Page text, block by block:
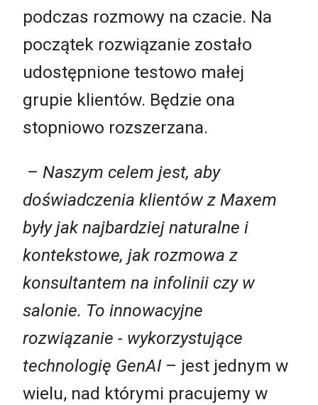
podczas rozmowy na czacie. Na
początek rozwiązanie zostało
udostępnione testowo małej
grupie klientów. Będzie ona
stopniowo rozszerzana.
– Naszym celem jest, aby
doświadczenia klientów z Maxem
były jak najbardziej naturalne i
kontekstowe, jak rozmowa z
konsultantem na infolinii czy w
salonie. To innowacyjne
rozwiązanie - wykorzystujące
technologię GenAI – jest jednym w
wielu, nad którymi pracujemy w